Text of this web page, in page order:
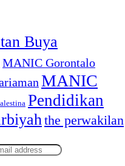
Buya
MANIC Gorontalo
MANIC
Pendidikan
the perwakilan